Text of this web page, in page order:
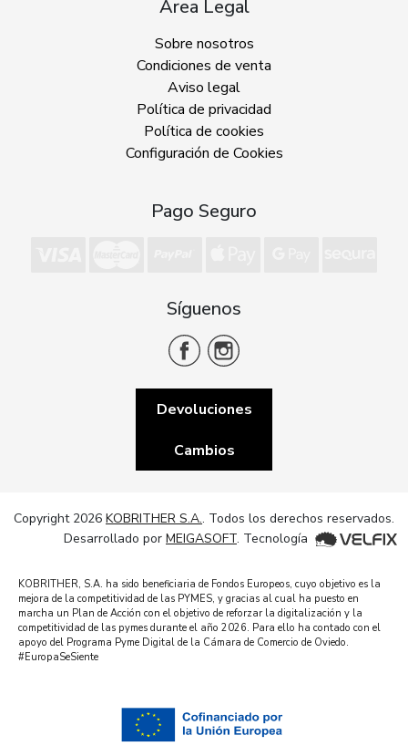
Área Legal
Sobre nosotros
Condiciones de venta
Aviso legal
Política de privacidad
Política de cookies
Configuración de Cookies
Pago Seguro
Síguenos
Devoluciones
Cambios
Copyright 2026 KOBRITHER S.A.. Todos los derechos reservados.
Desarrollado por MEIGASOFT. Tecnología
KOBRITHER, S.A. ha sido beneficiaria de Fondos Europeos, cuyo objetivo es la
mejora de la competitividad de las PYMES, y gracias al cual ha puesto en
marcha un Plan de Acción con el objetivo de reforzar la digitalización y la
competitividad de las pymes durante el año 2026. Para ello ha contado con el
apoyo del Programa Pyme Digital de la Cámara de Comercio de Oviedo.
#EuropaSeSiente